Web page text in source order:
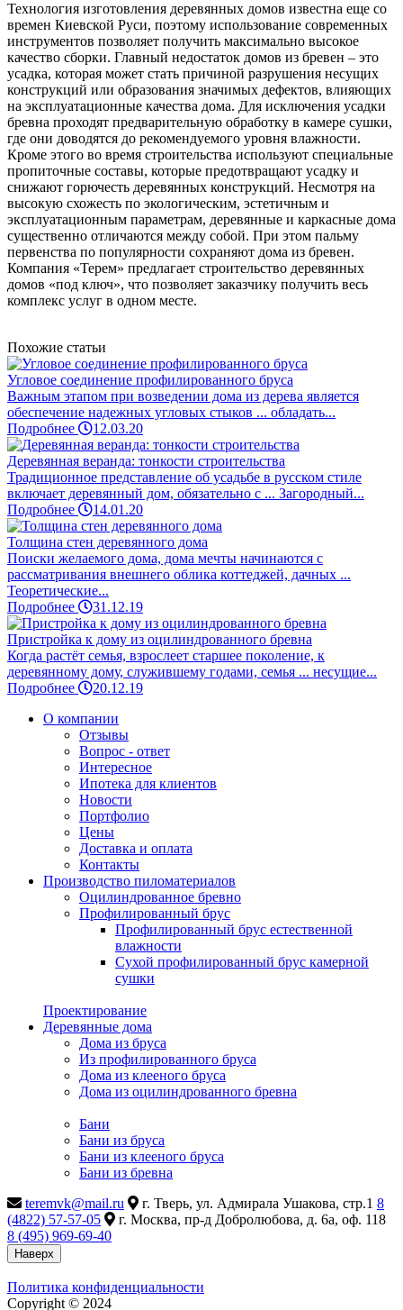
Технология изготовления деревянных домов известна еще со
времен Киевской Руси, поэтому использование современных
инструментов позволяет получить максимально высокое
качество сборки. Главный недостаток домов из бревен – это
усадка, которая может стать причиной разрушения несущих
конструкций или образования значимых дефектов, влияющих
на эксплуатационные качества дома. Для исключения усадки
бревна проходят предварительную обработку в камере сушки,
где они доводятся до рекомендуемого уровня влажности.
Кроме этого во время строительства используют специальные
пропиточные составы, которые предотвращают усадку и
снижают горючесть деревянных конструкций. Несмотря на
высокую схожесть по экологическим, эстетичным и
эксплуатационным параметрам, деревянные и каркасные дома
существенно отличаются между собой. При этом пальму
первенства по популярности сохраняют дома из бревен.
Компания «Терем» предлагает строительство деревянных
домов «под ключ», что позволяет заказчику получить весь
комплекс услуг в одном месте.
Похожие статьи
Угловое соединение профилированного бруса
Важным этапом при возведении дома из дерева является
обеспечение надежных угловых стыков ... обладать...
Подробнее
12.03.20
Деревянная веранда: тонкости строительства
Традиционное представление об усадьбе в русском стиле
включает деревянный дом, обязательно с ... Загородный...
Подробнее
14.01.20
Толщина стен деревянного дома
Поиски желаемого дома, дома мечты начинаются с
рассматривания внешнего облика коттеджей, дачных ...
Теоретические...
Подробнее
31.12.19
Пристройка к дому из оцилиндрованного бревна
Когда растёт семья, взрослеет старшее поколение, к
деревянному дому, служившему годами, семья ... несущие...
Подробнее
20.12.19
О компании
Отзывы
Вопрос - ответ
Интересное
Ипотека для клиентов
Новости
Портфолио
Цены
Доставка и оплата
Контакты
Производство пиломатериалов
Оцилиндрованное бревно
Профилированный брус
Профилированный брус естественной
влажности
Сухой профилированный брус камерной
сушки
Проектирование
Деревянные дома
Дома из бруса
Из профилированного бруса
Дома из клееного бруса
Дома из оцилиндрованного бревна
Бани
Бани из бруса
Бани из клееного бруса
Бани из бревна
teremvk@mail.ru
г. Тверь, ул. Адмирала Ушакова, стр.1 8
(4822) 57-57-05
г. Москва, пр-д Добролюбова, д. 6а, оф. 118
8 (495) 969-69-40
Наверх
Политика конфиденциальности
Copyright © 2024